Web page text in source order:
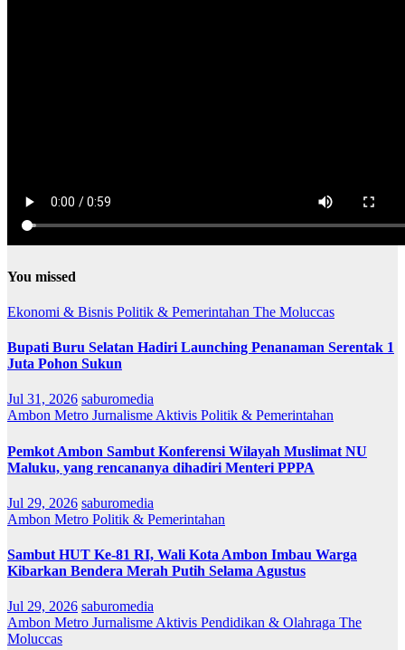
You missed
Ekonomi & Bisnis Politik & Pemerintahan The Moluccas
Bupati Buru Selatan Hadiri Launching Penanaman Serentak 1
Juta Pohon Sukun
Jul 31, 2026 saburomedia
Ambon Metro Jurnalisme Aktivis Politik & Pemerintahan
Pemkot Ambon Sambut Konferensi Wilayah Muslimat NU
Maluku, yang rencananya dihadiri Menteri PPPA
Jul 29, 2026 saburomedia
Ambon Metro Politik & Pemerintahan
Sambut HUT Ke-81 RI, Wali Kota Ambon Imbau Warga
Kibarkan Bendera Merah Putih Selama Agustus
Jul 29, 2026 saburomedia
Ambon Metro Jurnalisme Aktivis Pendidikan & Olahraga The
Moluccas